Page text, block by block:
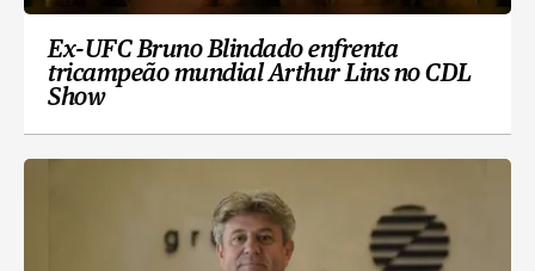
Ex-UFC Bruno Blindado enfrenta
tricampeão mundial Arthur Lins no CDL
Show